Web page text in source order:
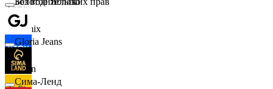
Demix
Ozon
Gloria Jeans
Сима-Ленд